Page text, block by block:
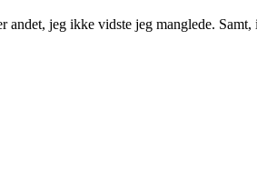
jeg ikke vidste jeg manglede.